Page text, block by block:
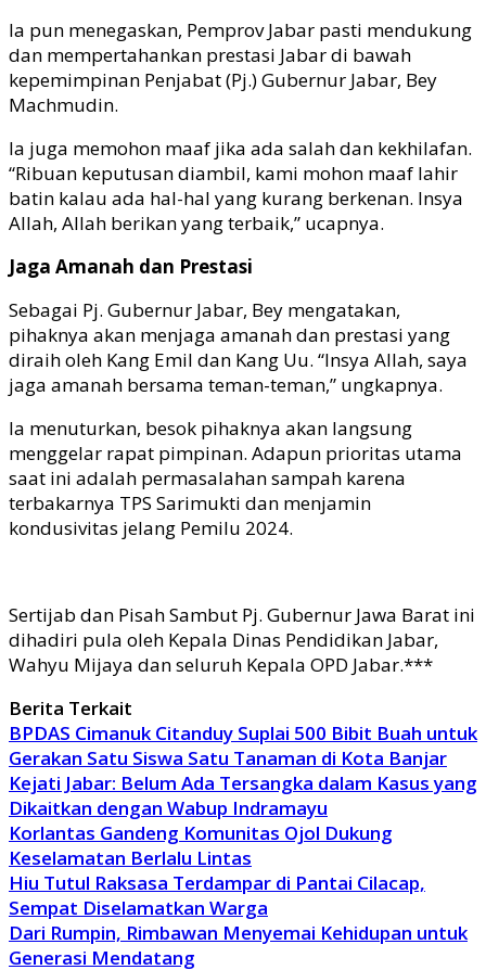
Ia pun menegaskan, Pemprov Jabar pasti mendukung
dan mempertahankan prestasi Jabar di bawah
kepemimpinan Penjabat (Pj.) Gubernur Jabar, Bey
Machmudin.
Ia juga memohon maaf jika ada salah dan kekhilafan.
“Ribuan keputusan diambil, kami mohon maaf lahir
batin kalau ada hal-hal yang kurang berkenan. Insya
Allah, Allah berikan yang terbaik,” ucapnya.
Jaga Amanah dan Prestasi
Sebagai Pj. Gubernur Jabar, Bey mengatakan,
pihaknya akan menjaga amanah dan prestasi yang
diraih oleh Kang Emil dan Kang Uu. “Insya Allah, saya
jaga amanah bersama teman-teman,” ungkapnya.
Ia menuturkan, besok pihaknya akan langsung
menggelar rapat pimpinan. Adapun prioritas utama
saat ini adalah permasalahan sampah karena
terbakarnya TPS Sarimukti dan menjamin
kondusivitas jelang Pemilu 2024.
Sertijab dan Pisah Sambut Pj. Gubernur Jawa Barat ini
dihadiri pula oleh Kepala Dinas Pendidikan Jabar,
Wahyu Mijaya dan seluruh Kepala OPD Jabar.***
Berita Terkait
BPDAS Cimanuk Citanduy Suplai 500 Bibit Buah untuk
Gerakan Satu Siswa Satu Tanaman di Kota Banjar
Kejati Jabar: Belum Ada Tersangka dalam Kasus yang
Dikaitkan dengan Wabup Indramayu
Korlantas Gandeng Komunitas Ojol Dukung
Keselamatan Berlalu Lintas
Hiu Tutul Raksasa Terdampar di Pantai Cilacap,
Sempat Diselamatkan Warga
Dari Rumpin, Rimbawan Menyemai Kehidupan untuk
Generasi Mendatang